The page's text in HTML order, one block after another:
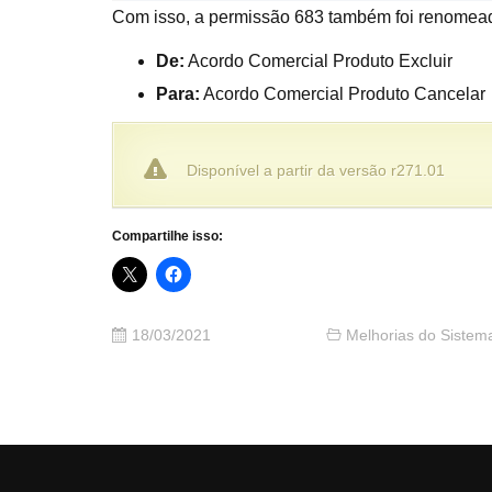
Com isso, a permissão 683 também foi
De: Acordo Comercial Produto Excluir
Para: Acordo Comercial Produto Cancelar
Disponível a partir da versão r271.01
Compartilhe isso:
18/03/2021 Melhorias do